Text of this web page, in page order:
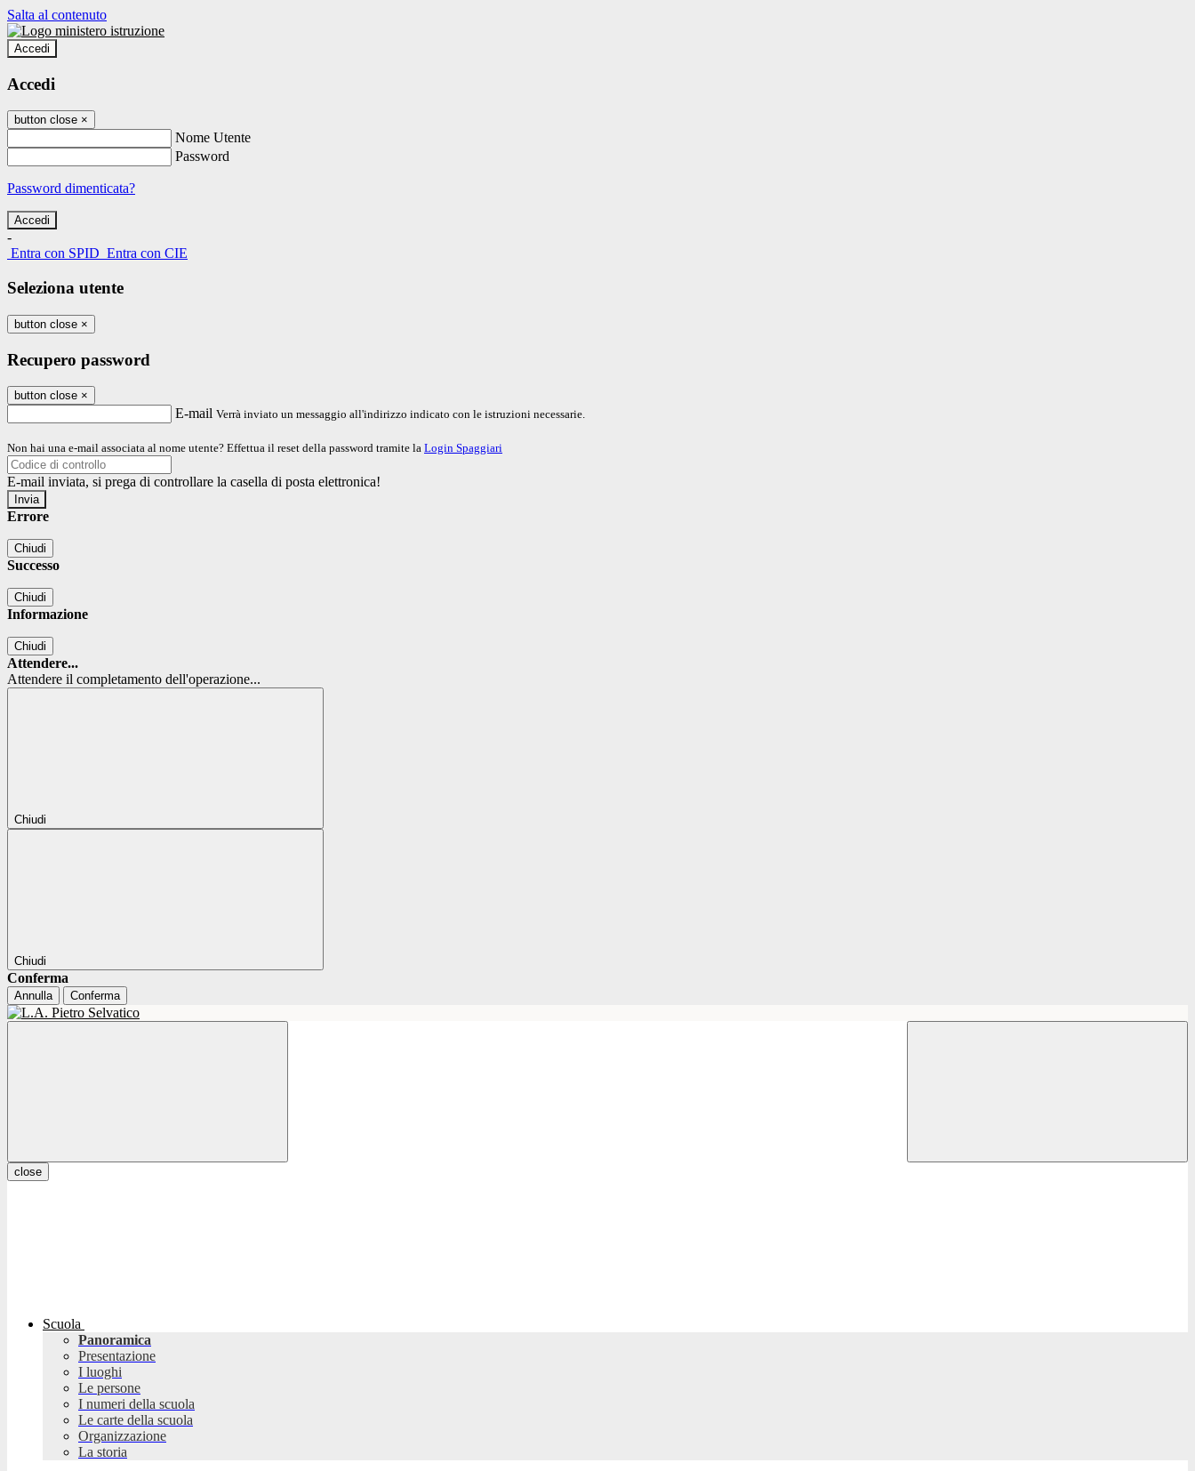
Salta al contenuto
Accedi
Accedi
button close ×
Nome Utente
Password
Password dimenticata?
-
Entra con SPID Entra con CIE
Seleziona utente
button close ×
Recupero password
button close ×
E-mail Verrà inviato un messaggio all'indirizzo indicato con le istruzioni necessarie.
Non hai una e-mail associata al nome utente? Effettua il reset della password tramite la Login Spaggiari
E-mail inviata, si prega di controllare la casella di posta elettronica!
Errore
Chiudi
Successo
Chiudi
Informazione
Chiudi
Attendere...
Attendere il completamento dell'operazione...
Chiudi
Chiudi
Conferma
Annulla Conferma
close
Scuola
Panoramica
Presentazione
I luoghi
Le persone
I numeri della scuola
Le carte della scuola
Organizzazione
La storia